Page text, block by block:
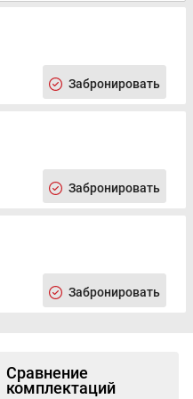
Забронировать
Забронировать
Забронировать
Сравнение
комплектаций